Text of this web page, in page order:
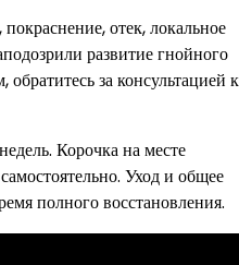
отек, локальное
развитие гнойного
за консультацией к
Корочка на месте
Уход и общее
полного восстановления.